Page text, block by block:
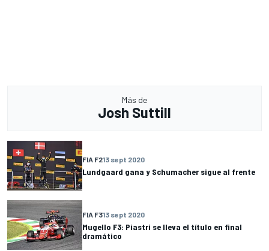
Más de
Josh Suttill
FIA F213 sept 2020
Lundgaard gana y Schumacher sigue al frente
FIA F313 sept 2020
Mugello F3: Piastri se lleva el título en final
dramático